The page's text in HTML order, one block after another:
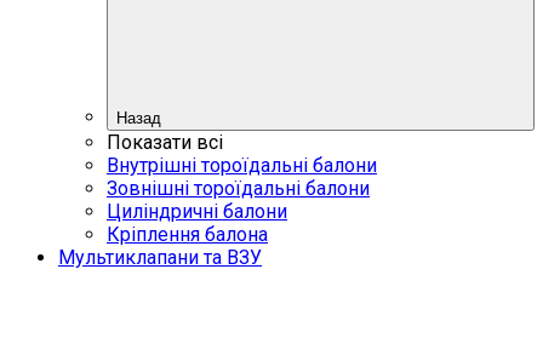
Назад
Показати всі
Внутрішні тороїдальні балони
Зовнішні тороїдальні балони
Циліндричні балони
Кріплення балона
Мультиклапани та ВЗУ